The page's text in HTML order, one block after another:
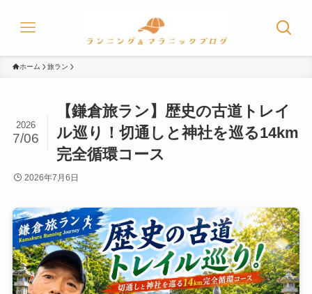
ホーム 旅ラン
【鎌倉旅ラン】歴史の古道トレイ
ル巡り！切通しと神社を巡る14km
完全循環コース
2026
7/06
2026年7月6日